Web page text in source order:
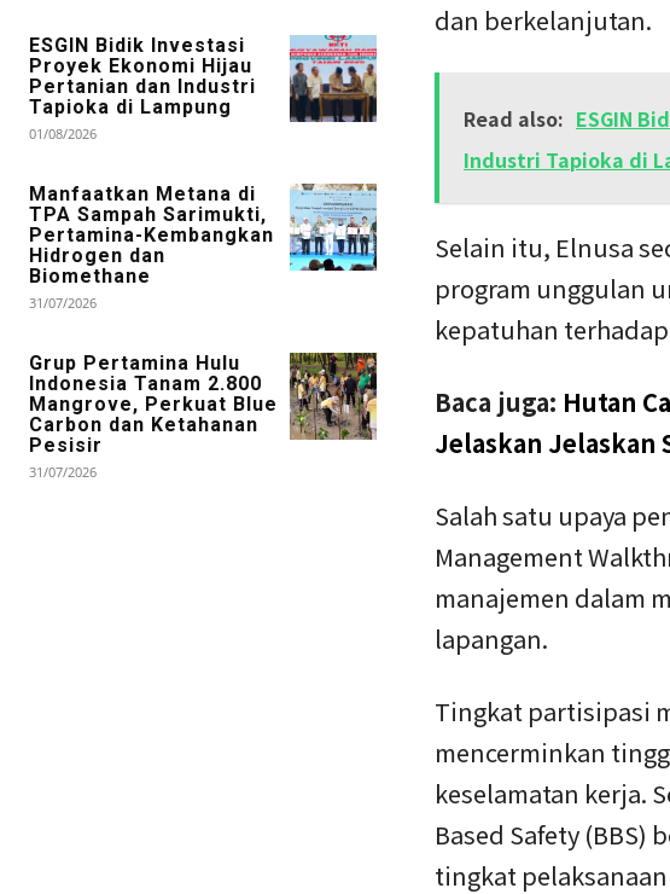
ESGIN Bidik Investasi
Proyek Ekonomi Hijau
Pertanian dan Industri
Tapioka di Lampung
01/08/2026
Manfaatkan Metana di
TPA Sampah Sarimukti,
Pertamina-Kembangkan
Hidrogen dan
Biomethane
31/07/2026
Grup Pertamina Hulu
Indonesia Tanam 2.800
Mangrove, Perkuat Blue
Carbon dan Ketahanan
Pesisir
31/07/2026
dan berkelanjutan.
Read also: ESGIN
Industri Tapioka di
Selain itu, Elnusa
program unggulan
kepatuhan
Baca juga: Hutan
Jelaskan Jelaskan
Salah satu upaya
Management
manajemen dalam
lapangan.
Tingkat partisipasi
mencerminkan
keselamatan kerja.
Based Safety
tingkat